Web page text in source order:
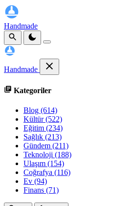
Handmade
Handmade
Kategoriler
Blog (614)
Kültür(522)
Eğitim (234)
Sağlık (213)
Gündem (211)
Teknoloji (188)
Ulaşım (154)
Coğrafya (116)
Ev (94)
Finans (71)